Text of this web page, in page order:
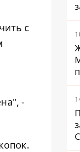
с
-